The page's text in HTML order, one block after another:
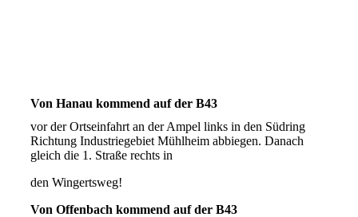
Von Hanau kommend auf der B43
vor der Ortseinfahrt an der Ampel links in den Südring
Richtung Industriegebiet Mühlheim abbiegen. Danach
gleich die 1. Straße rechts in
den Wingertsweg!
Von Offenbach kommend auf der B43